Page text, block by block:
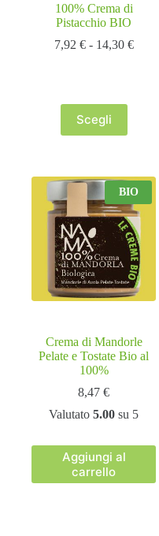
100% Crema di
Pistacchio BIO
7,92 € - 14,30 €Fascia
Scegli
Questo
prodotto
varianti.
Le
opzioni
possono
essere
scelte
nella
pagina
del
BIO
Crema di Mandorle
Pelate e Tostate Bio al
100%
8,47€
Valutato5.00 su 5
Aggiungi al
carrello